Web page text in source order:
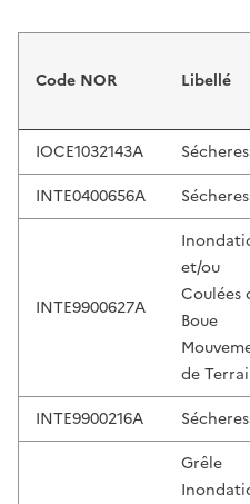
Code NOR Libellé
IOCE1032143A
INTE0400656A
INTE9900627A
et/ou
Coulées
Boue
de
INTE9900216A
Grêle